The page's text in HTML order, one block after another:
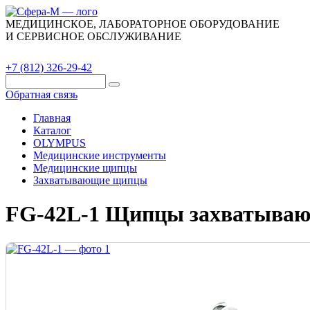
МЕДИЦИНСКОЕ, ЛАБОРАТОРНОЕ ОБОРУДОВАНИЕ
И СЕРВИСНОЕ ОБСЛУЖИВАНИЕ
+7 (812) 326-29-42
Обратная связь
Главная
Каталог
OLYMPUS
Медицинские инструменты
Медицинские щипцы
Захватывающие щипцы
FG-42L-1 Щипцы